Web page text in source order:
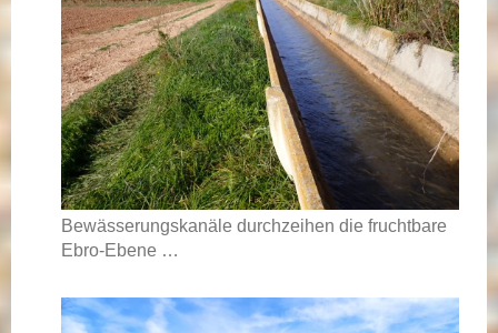
Bewässerungskanäle durchzeihen die fruchtbare
Ebro-Ebene …